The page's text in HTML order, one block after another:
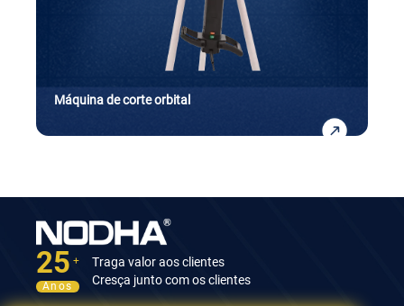
Máquina de corte orbital
25 +
Anos
Traga valor aos clientes
Cresça junto com os clientes